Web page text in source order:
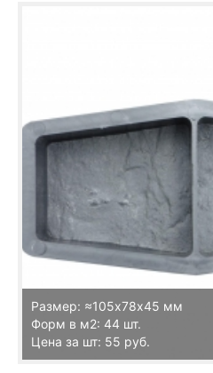
Размер: ≈105х78х45 мм
Форм в м2: 44 шт.
Цена за шт: 55 руб.